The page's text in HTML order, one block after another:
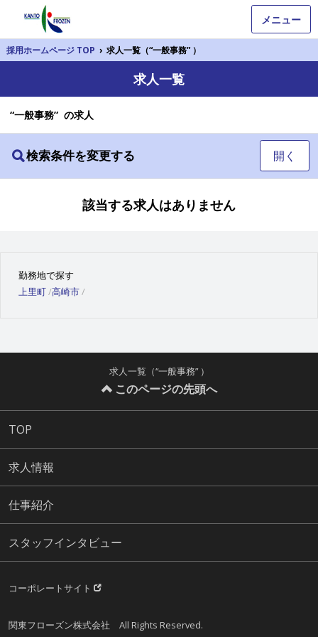
メニュー
採用ホームページ TOP › 求人一覧（“一般事務” ）
求人一覧
“一般事務” の求人
検索条件を変更する 開く
該当する求人はありません
勤務地で探す
上里町 高崎市
求人一覧（“一般事務” ）
このページの先頭へ
TOP
求人情報
仕事紹介
スタッフインタビュー
コーポレートサイト
関東フローズン株式会社 All Rights Reserved.